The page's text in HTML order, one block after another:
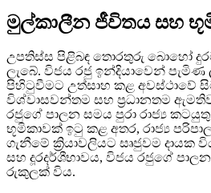
මුල්කාලීන ජීවිතය සහ
උපතිස්ස පිළිබඳ තොරතුරු බොහෝ
ලැබේ. විජය රජු ඉන්දියාවෙන් පැමිණ
පිහිටුවීමට උත්සාහ කළ අවස්ථාවේ
විශ්වාසවන්තම සහ ප්‍රධානතම
රජුගේ පාලන සමය පුරා රාජ්‍ය
භූමිකාවක් ඉටු කළ අතර, රාජ්‍ය
ගැනීමේ ක්‍රියාවලියට සෘජුවම දායක
සහ දූරදර්ශීභාවය, විජය රජුගේ
රුකුලක් විය.